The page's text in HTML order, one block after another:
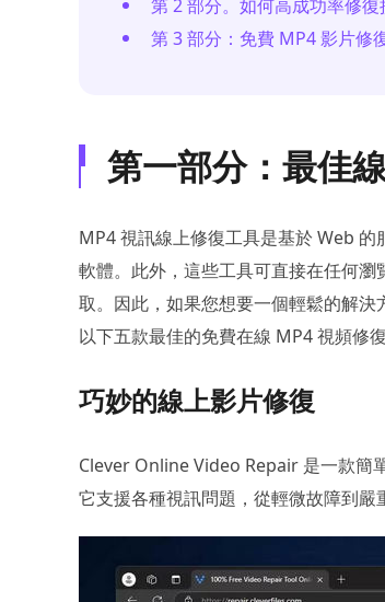
第 2 部分。如何高成功率修復
第 3 部分：免費 MP4 影片修
第一部分：最佳
MP4 視訊線上修復工具是基於 Web
軟體。此外，這些工具可直接在任何
取。因此，如果您想要一個輕鬆的解
以下五款最佳的免費在線 MP4 視頻修
巧妙的線上影片修復
Clever Online Video Repair 是一款簡
它支援各種視訊問題，從輕微故障到嚴